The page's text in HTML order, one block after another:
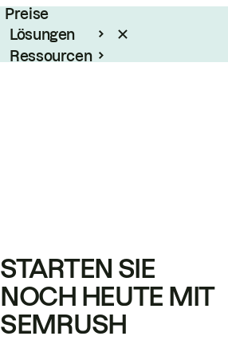
Preise
Lösungen
Ressourcen
STARTEN SIE
NOCH HEUTE MIT
SEMRUSH